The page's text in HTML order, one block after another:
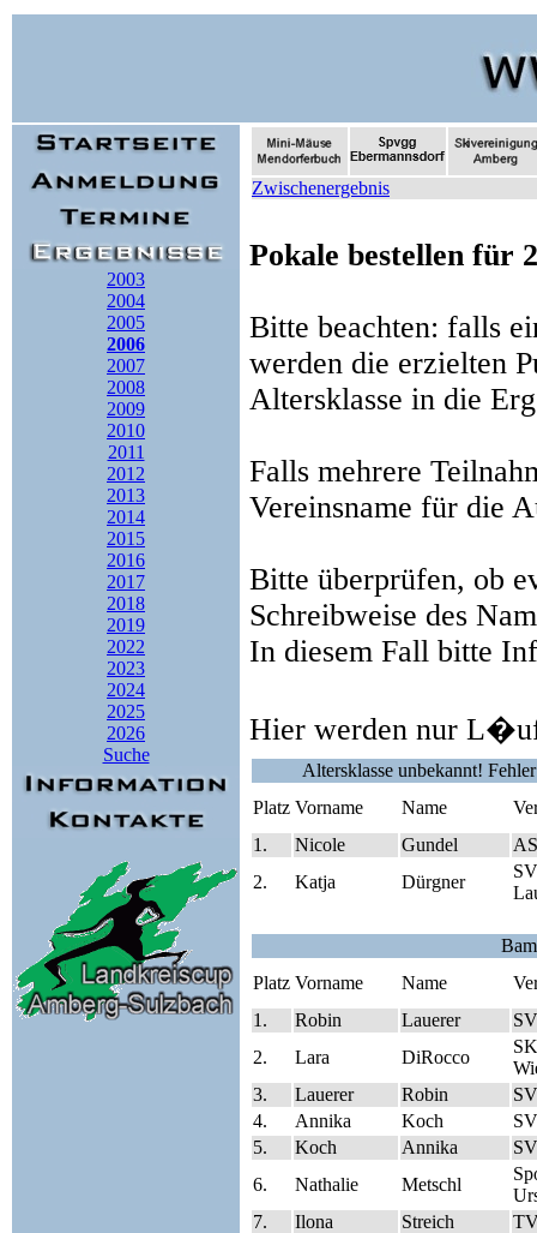
2003
2004
2005
2006
2007
2008
2009
2010
2011
2012
2013
2014
2015
2016
2017
2018
2019
2022
2023
2024
2025
2026
Suche
Zwischenergebnis
Pokale bestellen für
Bitte beachten: falls
werden die erzielten
Altersklasse in die
Falls mehrere
Vereinsname für die
Bitte überprüfen, ob
Schreibweise des
In diesem Fall bitte
Hier werden nur
Altersklasse unbekannt!
Platz Vorname Name
1.
Nicole Gundel
2.
Katja Dürgner
Platz Vorname Name
1.
Robin Lauerer
2.
Lara DiRocco
3.
Lauerer Robin
4.
Annika Koch
5.
Koch Annika
6.
Nathalie Metschl
7.
Ilona Streich